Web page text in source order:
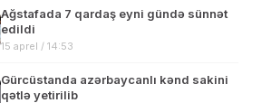
Ağstafada 7 qardaş eyni gündə sünnət
edildi
15 aprel / 14:53
Gürcüstanda azərbaycanlı kənd sakini
qətlə yetirilib